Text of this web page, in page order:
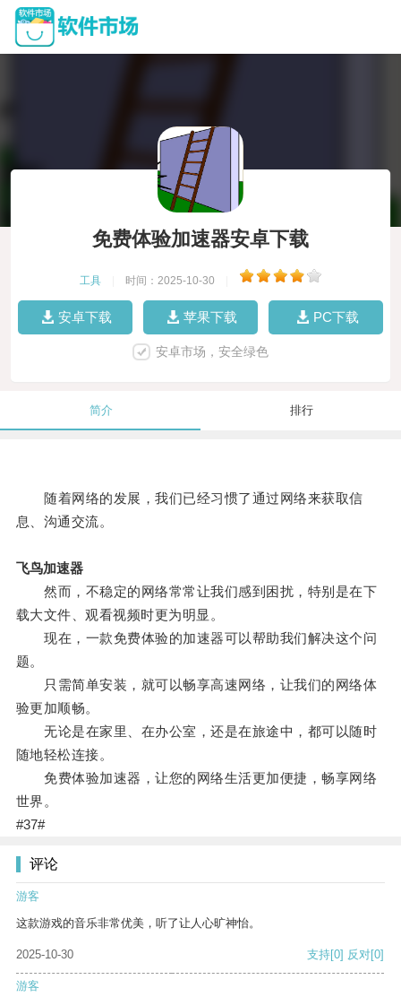
免费体验加速器安卓下载
工具 时间：2025-10-30
安卓下载 苹果下载 PC下载
安卓市场，安全绿色
简介 排行
随着网络的发展，我们已经习惯了通过网络来获取信
息、沟通交流。
飞鸟加速器
然而，不稳定的网络常常让我们感到困扰，特别是在下
载大文件、观看视频时更为明显。
现在，一款免费体验的加速器可以帮助我们解决这个问
题。
只需简单安装，就可以畅享高速网络，让我们的网络体
验更加顺畅。
无论是在家里、在办公室，还是在旅途中，都可以随时
随地轻松连接。
免费体验加速器，让您的网络生活更加便捷，畅享网络
世界。
#37#
评论
游客
这款游戏的音乐非常优美，听了让人心旷神怡。
2025-10-30 支持[0] 反对[0]
游客